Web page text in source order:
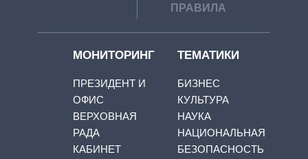
ПРАВИЛА
МОНИТОРИНГ
ПРЕЗИДЕНТ И
ОФИС
ВЕРХОВНАЯ
РАДА
КАБИНЕТ
ТЕМАТИКИ
БИЗНЕС
КУЛЬТУРА
НАУКА
НАЦИОНАЛЬНАЯ
БЕЗОПАСНОСТЬ